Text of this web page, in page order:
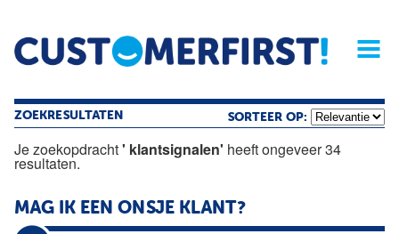
Home Opinie Archief
Magazine
ZOEKRESULTATEN SORTEER OP:
Je zoekopdracht' klantsignalen' heeft ongeveer 34
resultaten.
MAG IK EEN ONSJE KLANT?